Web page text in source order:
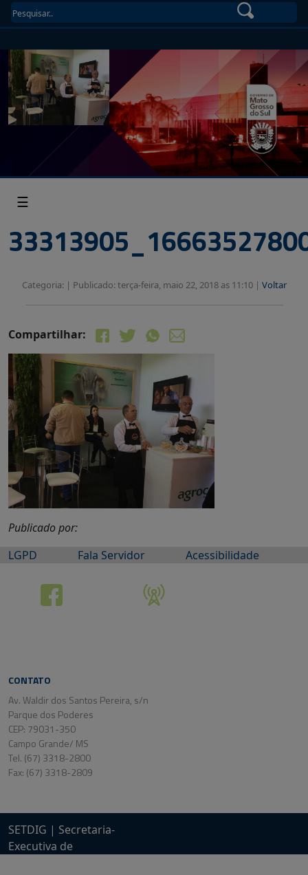
☰
Categoria: | Publicado: terça-feira, maio 22, 2018 as 11:10 | Voltar
Compartilhar:
Publicado por:
LGPD
Fala Servidor Acessibilidade
CONTATO
Av. Waldir dos Santos Pereira, s/n
Parque dos Poderes
CEP: 79031-350
Campo Grande/ MS
Tel. (67) 3318-2800
Fax: (67) 3318-2809
SETDIG | Secretaria-
Executiva de